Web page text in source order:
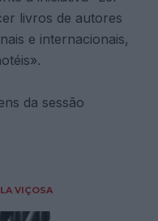
livros de autores
e internacionais,
da sessão
VIÇOSA